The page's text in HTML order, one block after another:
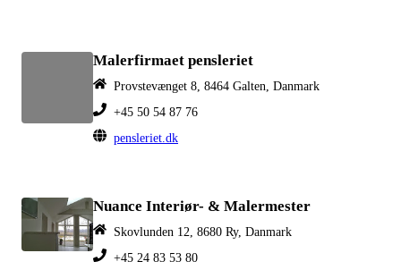
Malerfirmaet pensleriet
Provstevænget 8, 8464 Galten, Danmark
+45 50 54 87 76
pensleriet.dk
Nuance Interiør- & Malermester
Skovlunden 12, 8680 Ry, Danmark
+45 24 83 53 80